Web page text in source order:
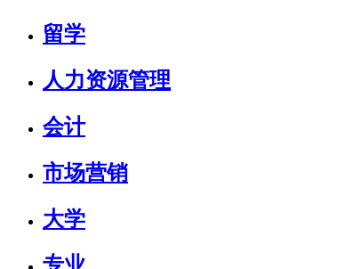
留学
人力资源管理
会计
市场营销
大学